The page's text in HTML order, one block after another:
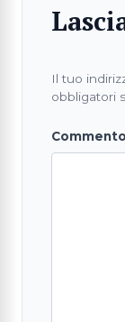
Il tuo
obbligatori
Commento